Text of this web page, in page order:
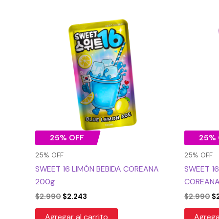
25% OFF
25% OFF
SWEET 16 LIMÓN BEBIDA COREANA
200g
$2.990
original
era:
$2.990.
$2.243
precio
actual
es:
$2.243.
25%
25% OFF
SWEET
$2.990 $